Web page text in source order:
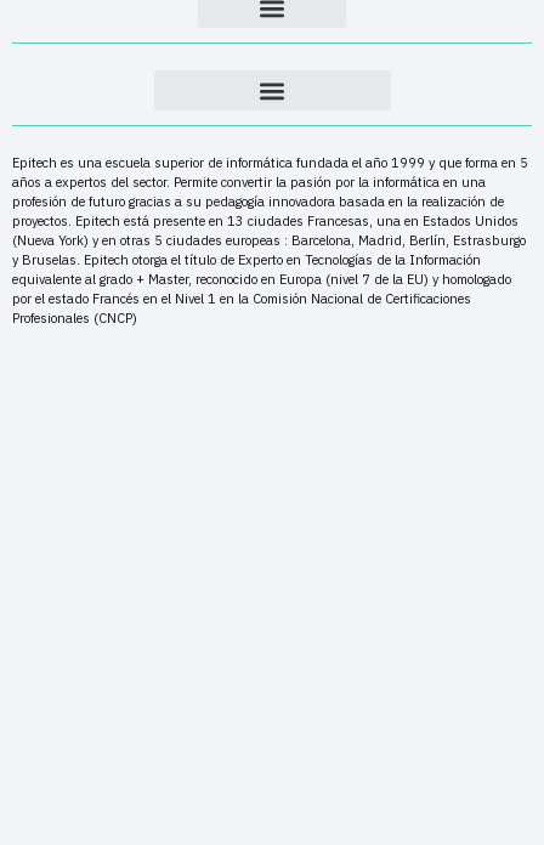
Epitech es una escuela superior de informática fundada el año 1999 y que forma en 5
años a expertos del sector. Permite convertir la pasión por la informática en una
profesión de futuro gracias a su pedagogía innovadora basada en la realización de
proyectos. Epitech está presente en 13 ciudades Francesas, una en Estados Unidos
(Nueva York) y en otras 5 ciudades europeas : Barcelona, Madrid, Berlín, Estrasburgo
y Bruselas. Epitech otorga el título de Experto en Tecnologías de la Información
equivalente al grado + Master, reconocido en Europa (nivel 7 de la EU) y homologado
por el estado Francés en el Nivel 1 en la Comisión Nacional de Certificaciones
Profesionales (CNCP)